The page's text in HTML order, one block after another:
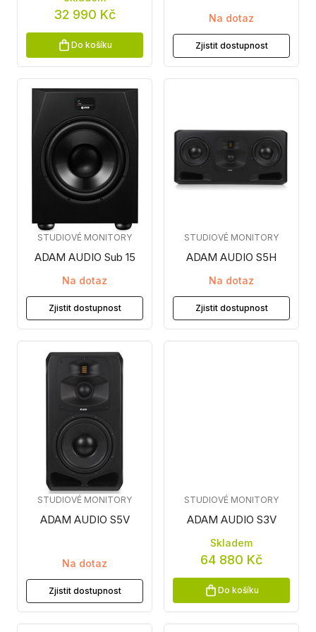
32 990 Kč
Do košíku
Na dotaz
Zjistit dostupnost
ADAM AUDIO Sub 15
STUDIOVÉ MONITORY
Na dotaz
Zjistit dostupnost
ADAM AUDIO S5H
STUDIOVÉ MONITORY
Na dotaz
Zjistit dostupnost
ADAM AUDIO S5V
STUDIOVÉ MONITORY
Na dotaz
Zjistit dostupnost
ADAM AUDIO S3V
STUDIOVÉ MONITORY
Skladem
64 880 Kč
Do košíku